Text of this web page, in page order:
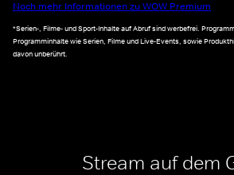
Noch mehr Informationen zu WOW Premium
*Serien-, Filme- und Sport-Inhalte auf Abruf sind werbefrei.
Programminhalte wie Serien, Filme und Live-Events, sowie
davon unberührt.
Stream auf dem